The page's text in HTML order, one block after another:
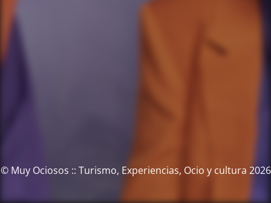
© Muy Ociosos :: Turismo, Experiencias, Ocio y cultura 2026